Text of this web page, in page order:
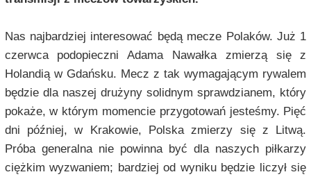
Nas najbardziej interesować będą mecze Polaków. Już 1
czerwca podopieczni Adama Nawałka zmierzą się z
Holandią w Gdańsku. Mecz z tak wymagającym rywalem
będzie dla naszej drużyny solidnym sprawdzianem, który
pokaże, w którym momencie przygotowań jesteśmy. Pięć
dni później, w Krakowie, Polska zmierzy się z Litwą.
Próba generalna nie powinna być dla naszych piłkarzy
ciężkim wyzwaniem; bardziej od wyniku będzie liczył się